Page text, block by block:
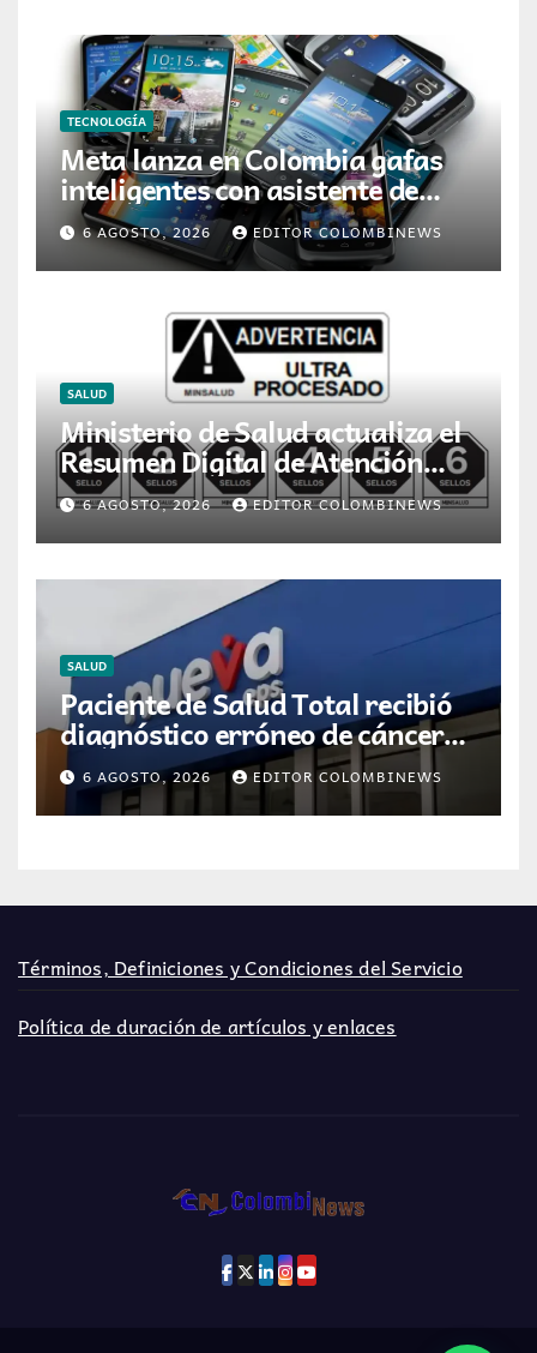
TECNOLOGÍA
Meta lanza en Colombia gafas
inteligentes con asistente de
inteligencia artificial
6 AGOSTO, 2026 EDITOR COLOMBINEWS
SALUD
Ministerio de Salud actualiza el
Resumen Digital de Atención
para la dispensación de
medicamentos en Colombia
6 AGOSTO, 2026 EDITOR COLOMBINEWS
SALUD
Paciente de Salud Total recibió
diagnóstico erróneo de cáncer
por resultados de otra persona
6 AGOSTO, 2026 EDITOR COLOMBINEWS
Términos, Definiciones y Condiciones del Servicio
Política de duración de artículos y enlaces